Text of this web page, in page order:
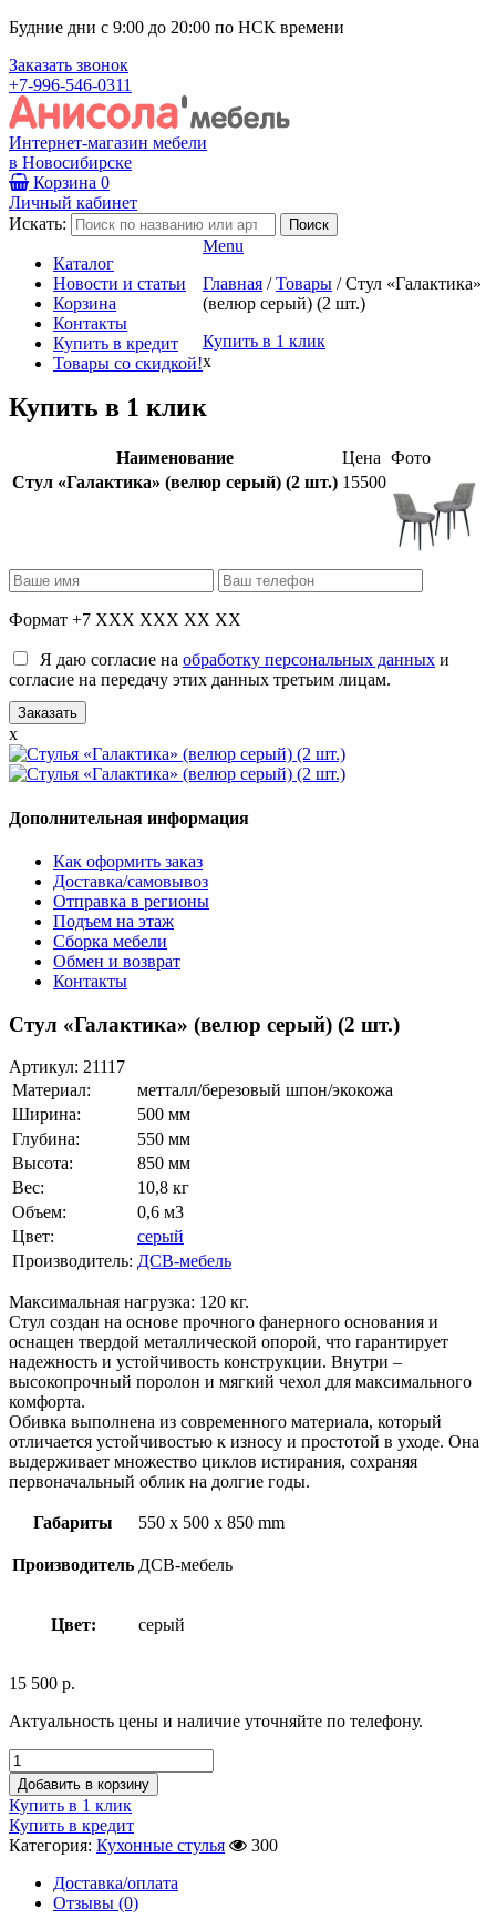
Будние дни с 9:00 до 20:00 по НСК времени
Заказать звонок
+7-996-546-0311
Интернет-магазин мебели
в Новосибирске
Корзина 0
Личный кабинет
Искать:
Каталог
Новости и статьи
Корзина
Контакты
Купить в кредит
Товары со скидкой!
Menu
Главная / Товары / Стул «Галактика»
(велюр серый) (2 шт.)
Купить в 1 клик
x
Купить в 1 клик
Наименование Цена Фото
Стул «Галактика» (велюр серый) (2 шт.) 15500
Формат +7 XXX XXX XX XX
Я даю согласие на обработку персональных данных и
согласие на передачу этих данных третьим лицам.
x
Дополнительная информация
Как оформить заказ
Доставка/самовывоз
Отправка в регионы
Подъем на этаж
Сборка мебели
Обмен и возврат
Контакты
Стул «Галактика» (велюр серый) (2 шт.)
Артикул: 21117
Материал:
метталл/березовый шпон/экокожа
Ширина:
500 мм
Глубина:
550 мм
Высота:
850 мм
Вес:
10,8 кг
Объем:
0,6 м3
Цвет:
серый
Производитель: ДСВ-мебель
Максимальная нагрузка: 120 кг.
Стул создан на основе прочного фанерного основания и
оснащен твердой металлической опорой, что гарантирует
надежность и устойчивость конструкции. Внутри –
высокопрочный поролон и мягкий чехол для максимального
комфорта.
Обивка выполнена из современного материала, который
отличается устойчивостью к износу и простотой в уходе. Она
выдерживает множество циклов истирания, сохраняя
первоначальный облик на долгие годы.
Габариты 550 x 500 x 850 mm
Производитель ДСВ-мебель
Цвет: серый
15 500 р.
Актуальность цены и наличие уточняйте по телефону.
Добавить в корзину
Купить в 1 клик
Купить в кредит
Категория: Кухонные стулья
300
Доставка/оплата
Отзывы (0)